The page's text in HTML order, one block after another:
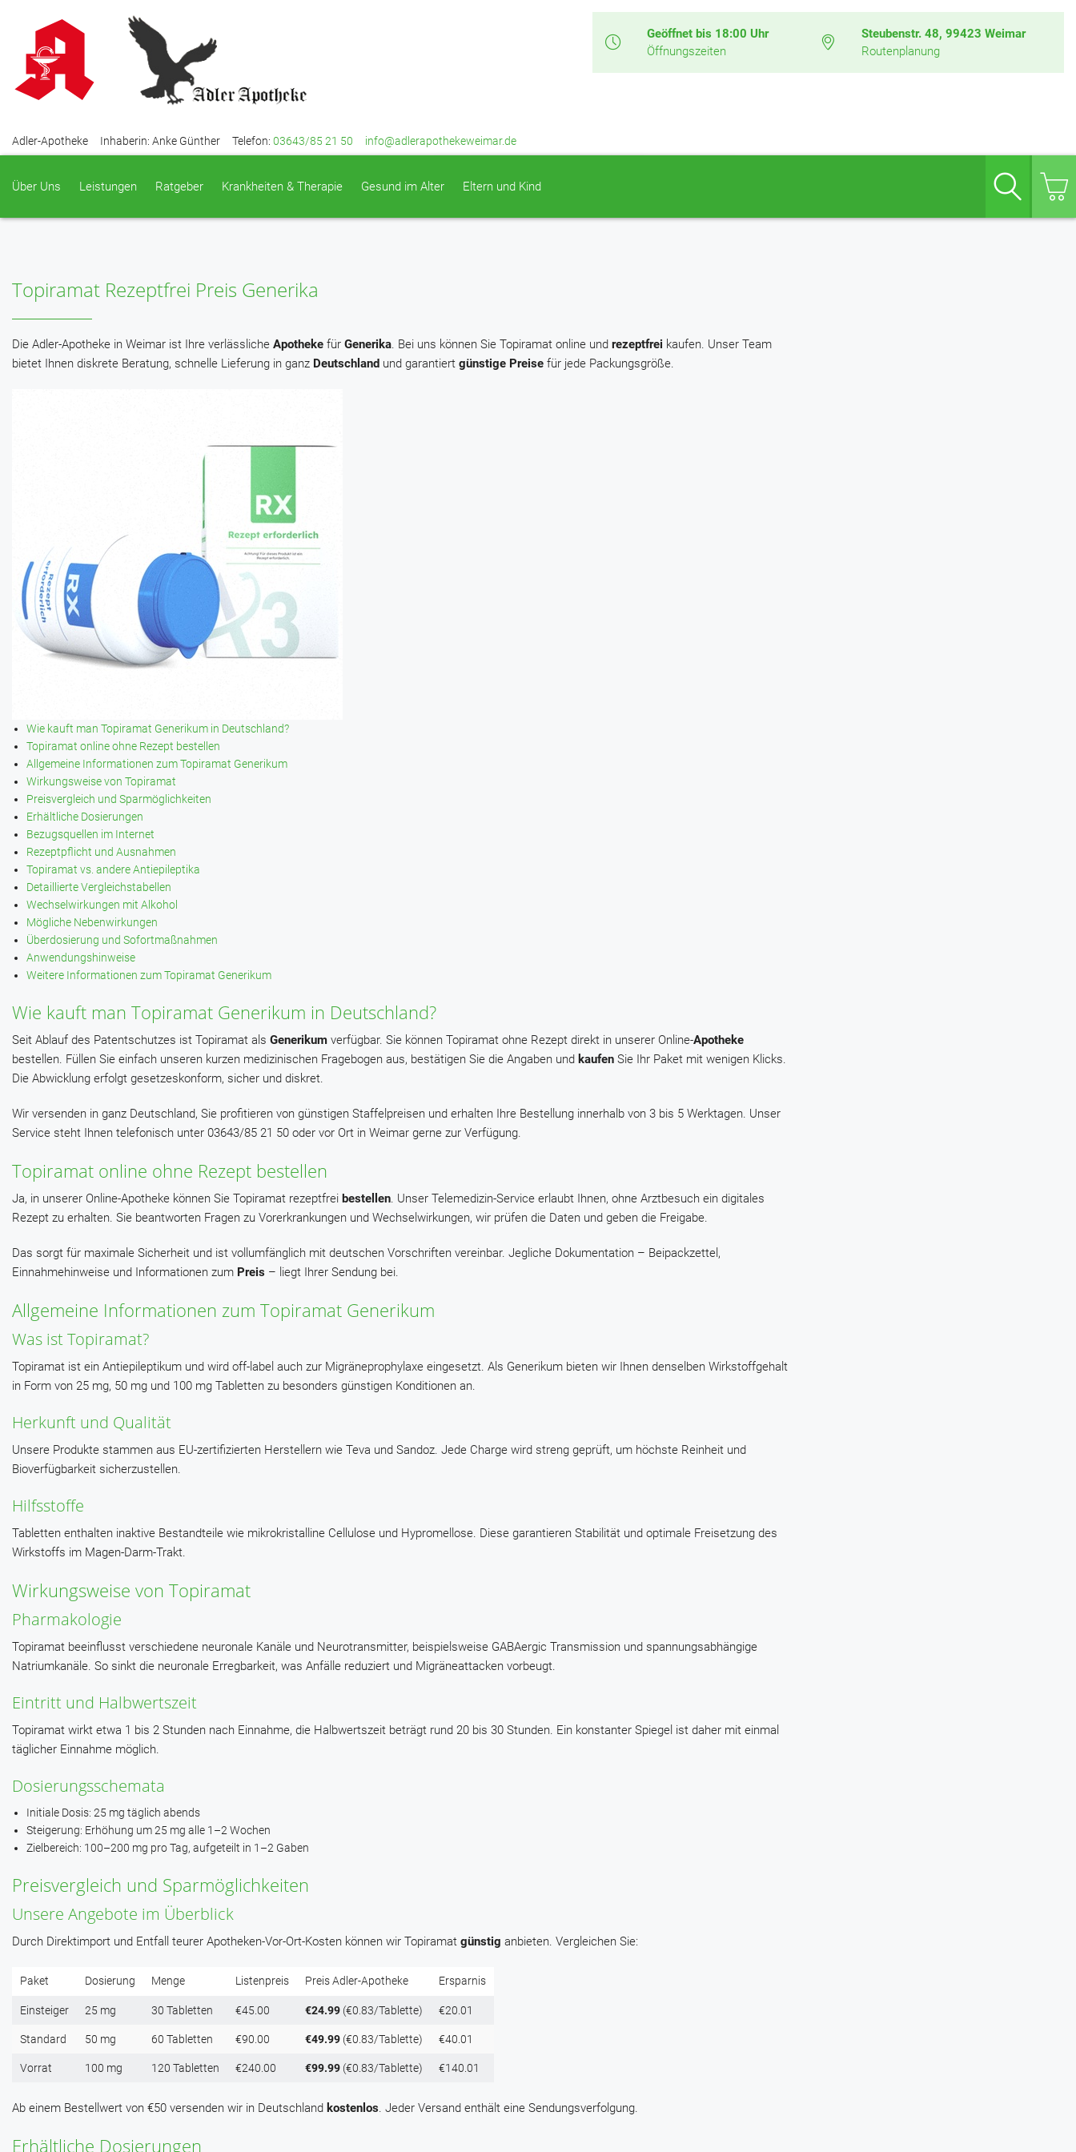
Geöffnet bis 18:00 Uhr
Öffnungszeiten
Steubenstr. 48, 99423 Weimar
Routenplanung
Adler-Apotheke Inhaberin: Anke Günther Telefon: 03643/85 21 50 info@adlerapothekeweimar.de
Über Uns Leistungen Ratgeber Krankheiten & Therapie Gesund im Alter Eltern und Kind
Suche
Topiramat Rezeptfrei Preis Generika
Die Adler-Apotheke in Weimar ist Ihre verlässliche Apotheke für Generika. Bei uns können Sie Topiramat online und rezeptfrei kaufen. Unser Team
bietet Ihnen diskrete Beratung, schnelle Lieferung in ganz Deutschland und garantiert günstige Preise für jede Packungsgröße.
Wie kauft man Topiramat Generikum in Deutschland?
Topiramat online ohne Rezept bestellen
Allgemeine Informationen zum Topiramat Generikum
Wirkungsweise von Topiramat
Preisvergleich und Sparmöglichkeiten
Erhältliche Dosierungen
Bezugsquellen im Internet
Rezeptpflicht und Ausnahmen
Topiramat vs. andere Antiepileptika
Detaillierte Vergleichstabellen
Wechselwirkungen mit Alkohol
Mögliche Nebenwirkungen
Überdosierung und Sofortmaßnahmen
Anwendungshinweise
Weitere Informationen zum Topiramat Generikum
Wie kauft man Topiramat Generikum in Deutschland?
Seit Ablauf des Patentschutzes ist Topiramat als Generikum verfügbar. Sie können Topiramat ohne Rezept direkt in unserer Online-Apotheke
bestellen. Füllen Sie einfach unseren kurzen medizinischen Fragebogen aus, bestätigen Sie die Angaben und kaufen Sie Ihr Paket mit wenigen Klicks.
Die Abwicklung erfolgt gesetzeskonform, sicher und diskret.
Wir versenden in ganz Deutschland, Sie profitieren von günstigen Staffelpreisen und erhalten Ihre Bestellung innerhalb von 3 bis 5 Werktagen. Unser
Service steht Ihnen telefonisch unter 03643/85 21 50 oder vor Ort in Weimar gerne zur Verfügung.
Topiramat online ohne Rezept bestellen
Ja, in unserer Online-Apotheke können Sie Topiramat rezeptfrei bestellen. Unser Telemedizin-Service erlaubt Ihnen, ohne Arztbesuch ein digitales
Rezept zu erhalten. Sie beantworten Fragen zu Vorerkrankungen und Wechselwirkungen, wir prüfen die Daten und geben die Freigabe.
Das sorgt für maximale Sicherheit und ist vollumfänglich mit deutschen Vorschriften vereinbar. Jegliche Dokumentation – Beipackzettel,
Einnahmehinweise und Informationen zum Preis – liegt Ihrer Sendung bei.
Allgemeine Informationen zum Topiramat Generikum
Was ist Topiramat?
Topiramat ist ein Antiepileptikum und wird off-label auch zur Migräneprophylaxe eingesetzt. Als Generikum bieten wir Ihnen denselben Wirkstoffgehalt
in Form von 25 mg, 50 mg und 100 mg Tabletten zu besonders günstigen Konditionen an.
Herkunft und Qualität
Unsere Produkte stammen aus EU-zertifizierten Herstellern wie Teva und Sandoz. Jede Charge wird streng geprüft, um höchste Reinheit und
Bioverfügbarkeit sicherzustellen.
Hilfsstoffe
Tabletten enthalten inaktive Bestandteile wie mikrokristalline Cellulose und Hypromellose. Diese garantieren Stabilität und optimale Freisetzung des
Wirkstoffs im Magen-Darm-Trakt.
Wirkungsweise von Topiramat
Pharmakologie
Topiramat beeinflusst verschiedene neuronale Kanäle und Neurotransmitter, beispielsweise GABAergic Transmission und spannungsabhängige
Natriumkanäle. So sinkt die neuronale Erregbarkeit, was Anfälle reduziert und Migräneattacken vorbeugt.
Eintritt und Halbwertszeit
Topiramat wirkt etwa 1 bis 2 Stunden nach Einnahme, die Halbwertszeit beträgt rund 20 bis 30 Stunden. Ein konstanter Spiegel ist daher mit einmal
täglicher Einnahme möglich.
Dosierungsschemata
Initiale Dosis: 25 mg täglich abends
Steigerung: Erhöhung um 25 mg alle 1–2 Wochen
Zielbereich: 100–200 mg pro Tag, aufgeteilt in 1–2 Gaben
Preisvergleich und Sparmöglichkeiten
Unsere Angebote im Überblick
Durch Direktimport und Entfall teurer Apotheken-Vor-Ort-Kosten können wir Topiramat günstig anbieten. Vergleichen Sie:
Paket Dosierung Menge Listenpreis Preis Adler-Apotheke Ersparnis
Einsteiger 25 mg 30 Tabletten €45.00 €24.99 (€0.83/Tablette) €20.01
Standard 50 mg 60 Tabletten €90.00 €49.99 (€0.83/Tablette) €40.01
Vorrat 100 mg 120 Tabletten €240.00 €99.99 (€0.83/Tablette) €140.01
Ab einem Bestellwert von €50 versenden wir in Deutschland kostenlos. Jeder Versand enthält eine Sendungsverfolgung.
Erhältliche Dosierungen